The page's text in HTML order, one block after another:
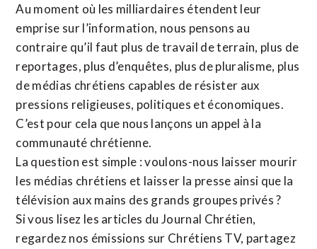
Au moment où les milliardaires étendent leur
emprise sur l’information, nous pensons au
contraire qu’il faut plus de travail de terrain, plus de
reportages, plus d’enquêtes, plus de pluralisme, plus
de médias chrétiens capables de résister aux
pressions religieuses, politiques et économiques.
C’est pour cela que nous lançons un appel à la
communauté chrétienne.
La question est simple : voulons-nous laisser mourir
les médias chrétiens et laisser la presse ainsi que la
télévision aux mains des grands groupes privés ?
Si vous lisez les articles du Journal Chrétien,
regardez nos émissions sur Chrétiens TV, partagez